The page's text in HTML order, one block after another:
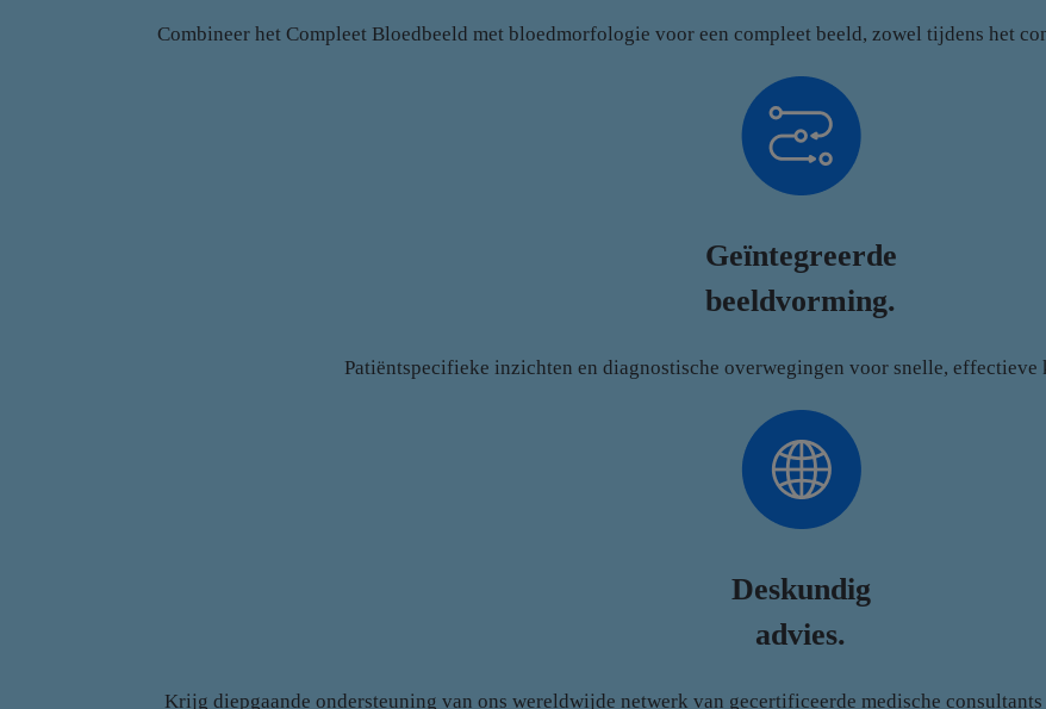
Combineer het Compleet Bloedbeeld met bloedmorfologie voor een compleet beeld, zowel tijdens het
Geïntegreerde
beeldvorming.
Patiëntspecifieke inzichten en diagnostische overwegingen voor snelle,
Deskundig
advies.
Krijg diepgaande ondersteuning van ons wereldwijde netwerk van gecertificeerde medische